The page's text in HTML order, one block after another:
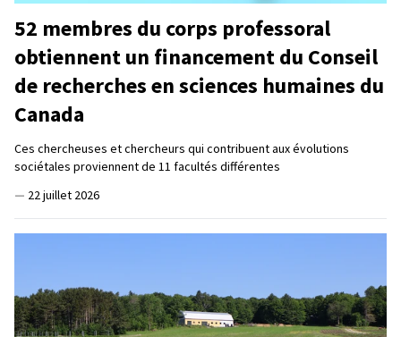
52 membres du corps professoral
obtiennent un financement du Conseil
de recherches en sciences humaines du
Canada
Ces chercheuses et chercheurs qui contribuent aux évolutions
sociétales proviennent de 11 facultés différentes
— 22 juillet 2026